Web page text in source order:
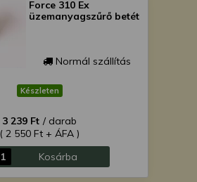
Force 310 Ex
üzemanyagszűrő betét
Normál szállítás
Készleten
3 239 Ft / darab
( 2 550 Ft + ÁFA )
Kosárba